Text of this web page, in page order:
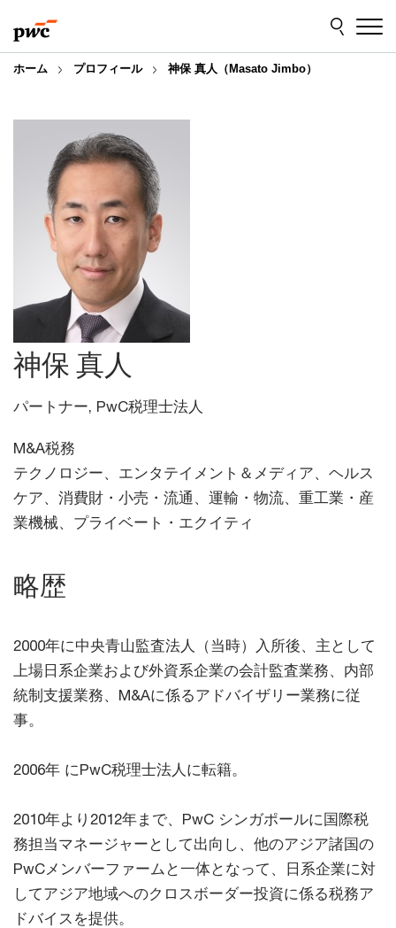
to
content
to
footer
ホーム プロフィール 神保 真人（Masato Jimbo）
神保 真人
パートナー, PwC税理士法人
M&A税務
テクノロジー、エンタテイメント＆メディア、ヘルス
ケア、消費財・小売・流通、運輸・物流、重工業・産
業機械、プライベート・エクイティ
略歴
2000年に中央青山監査法人（当時）入所後、主として
上場日系企業および外資系企業の会計監査業務、内部
統制支援業務、M&Aに係るアドバイザリー業務に従
事。
2006年 にPwC税理士法人に転籍。
2010年より2012年まで、PwC シンガポールに国際税
務担当マネージャーとして出向し、他のアジア諸国の
PwCメンバーファームと一体となって、日系企業に対
してアジア地域へのクロスボーダー投資に係る税務ア
ドバイスを提供。